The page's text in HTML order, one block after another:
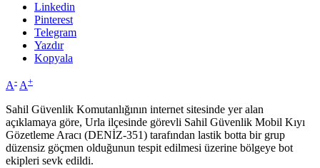
Linkedin
Pinterest
Telegram
Yazdır
Kopyala
A- A+
Sahil Güvenlik Komutanlığının internet sitesinde yer alan
açıklamaya göre, Urla ilçesinde görevli Sahil Güvenlik Mobil Kıyı
Gözetleme Aracı (DENİZ-351) tarafından lastik botta bir grup
düzensiz göçmen olduğunun tespit edilmesi üzerine bölgeye bot
ekipleri sevk edildi.